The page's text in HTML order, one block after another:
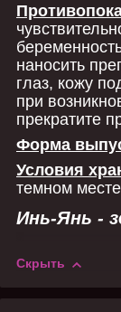
наносить
глаз, кожу
при
прекратите
Форма
Условия
темном
Инь-Янь -
Скрыть